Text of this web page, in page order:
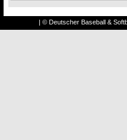
| © Deutscher Baseball &